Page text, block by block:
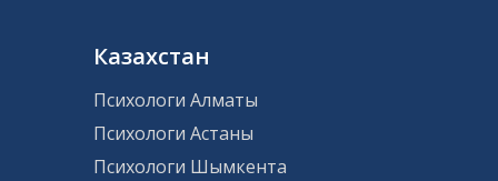
Казахстан
Психологи Алматы
Психологи Астаны
Психологи Шымкента